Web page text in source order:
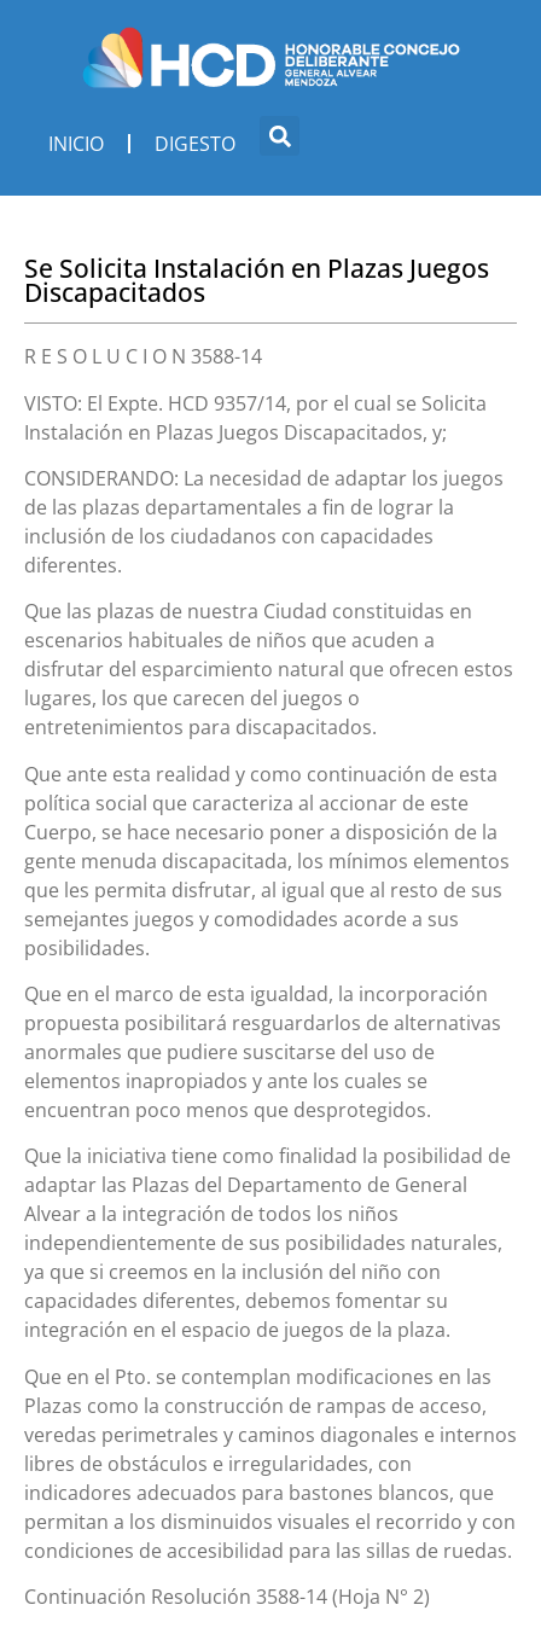
INICIO DIGESTO
Se Solicita Instalación en Plazas Juegos
Discapacitados
R E S O L U C I O N 3588-14
VISTO: El Expte. HCD 9357/14, por el cual se Solicita
Instalación en Plazas Juegos Discapacitados, y;
CONSIDERANDO: La necesidad de adaptar los juegos
de las plazas departamentales a fin de lograr la
inclusión de los ciudadanos con capacidades
diferentes.
Que las plazas de nuestra Ciudad constituidas en
escenarios habituales de niños que acuden a
disfrutar del esparcimiento natural que ofrecen estos
lugares, los que carecen del juegos o
entretenimientos para discapacitados.
Que ante esta realidad y como continuación de esta
política social que caracteriza al accionar de este
Cuerpo, se hace necesario poner a disposición de la
gente menuda discapacitada, los mínimos elementos
que les permita disfrutar, al igual que al resto de sus
semejantes juegos y comodidades acorde a sus
posibilidades.
Que en el marco de esta igualdad, la incorporación
propuesta posibilitará resguardarlos de alternativas
anormales que pudiere suscitarse del uso de
elementos inapropiados y ante los cuales se
encuentran poco menos que desprotegidos.
Que la iniciativa tiene como finalidad la posibilidad de
adaptar las Plazas del Departamento de General
Alvear a la integración de todos los niños
independientemente de sus posibilidades naturales,
ya que si creemos en la inclusión del niño con
capacidades diferentes, debemos fomentar su
integración en el espacio de juegos de la plaza.
Que en el Pto. se contemplan modificaciones en las
Plazas como la construcción de rampas de acceso,
veredas perimetrales y caminos diagonales e internos
libres de obstáculos e irregularidades, con
indicadores adecuados para bastones blancos, que
permitan a los disminuidos visuales el recorrido y con
condiciones de accesibilidad para las sillas de ruedas.
Continuación Resolución 3588-14 (Hoja N° 2)